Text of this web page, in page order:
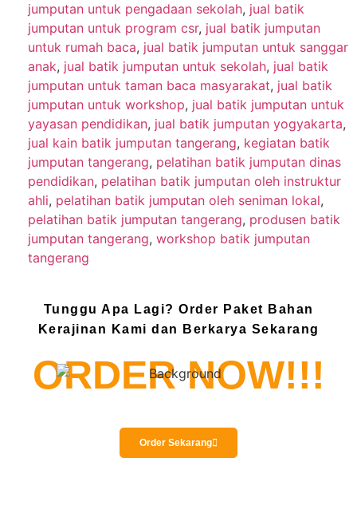
jumputan untuk pengadaan sekolah, jual batik
jumputan untuk program csr, jual batik jumputan
untuk rumah baca, jual batik jumputan untuk sanggar
anak, jual batik jumputan untuk sekolah, jual batik
jumputan untuk taman baca masyarakat, jual batik
jumputan untuk workshop, jual batik jumputan untuk
yayasan pendidikan, jual batik jumputan yogyakarta,
jual kain batik jumputan tangerang, kegiatan batik
jumputan tangerang, pelatihan batik jumputan dinas
pendidikan, pelatihan batik jumputan oleh instruktur
ahli, pelatihan batik jumputan oleh seniman lokal,
pelatihan batik jumputan tangerang, produsen batik
jumputan tangerang, workshop batik jumputan
tangerang
Tunggu Apa Lagi? Order Paket Bahan
Kerajinan Kami dan Berkarya Sekarang
ORDER NOW!!!
Order Sekarang